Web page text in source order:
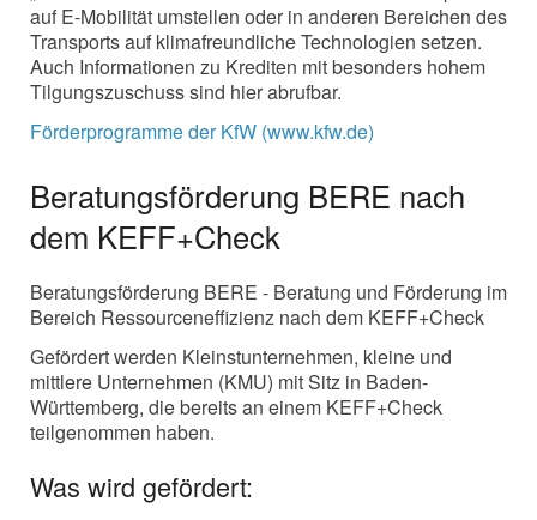
auf E-Mobilität umstellen oder in anderen Bereichen des
Transports auf klimafreundliche Technologien setzen.
Auch Informationen zu Krediten mit besonders hohem
Tilgungszuschuss sind hier abrufbar.
Förderprogramme der KfW (www.kfw.de)
Beratungsförderung BERE nach
dem KEFF+Check
Beratungsförderung BERE - Beratung und Förderung im
Bereich Ressourceneffizienz nach dem KEFF+Check
Gefördert werden Kleinstunternehmen, kleine und
mittlere Unternehmen (KMU) mit Sitz in Baden-
Württemberg, die bereits an einem KEFF+Check
teilgenommen haben.
Was wird gefördert: